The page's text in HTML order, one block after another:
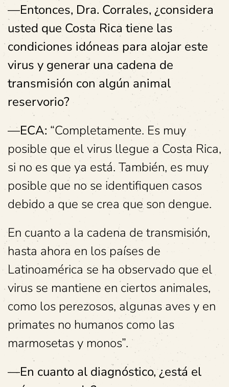
—Entonces, Dra. Corrales, ¿considera
usted que Costa Rica tiene las
condiciones idóneas para alojar este
virus y generar una cadena de
transmisión con algún animal
reservorio?
—ECA: “Completamente. Es muy
posible que el virus llegue a Costa Rica,
si no es que ya está. También, es muy
posible que no se identifiquen casos
debido a que se crea que son dengue.
En cuanto a la cadena de transmisión,
hasta ahora en los países de
Latinoamérica se ha observado que el
virus se mantiene en ciertos animales,
como los perezosos, algunas aves y en
primates no humanos como las
marmosetas y monos”.
—En cuanto al diagnóstico, ¿está el